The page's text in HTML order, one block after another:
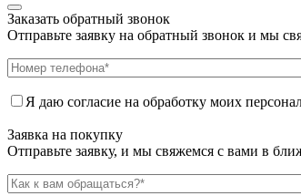
Заказать обратный звонок
Отправьте заявку на обратный звонок и мы
Я даю согласие на обработку моих
Заявка на покупку
Отправьте заявку, и мы свяжемся с вами в